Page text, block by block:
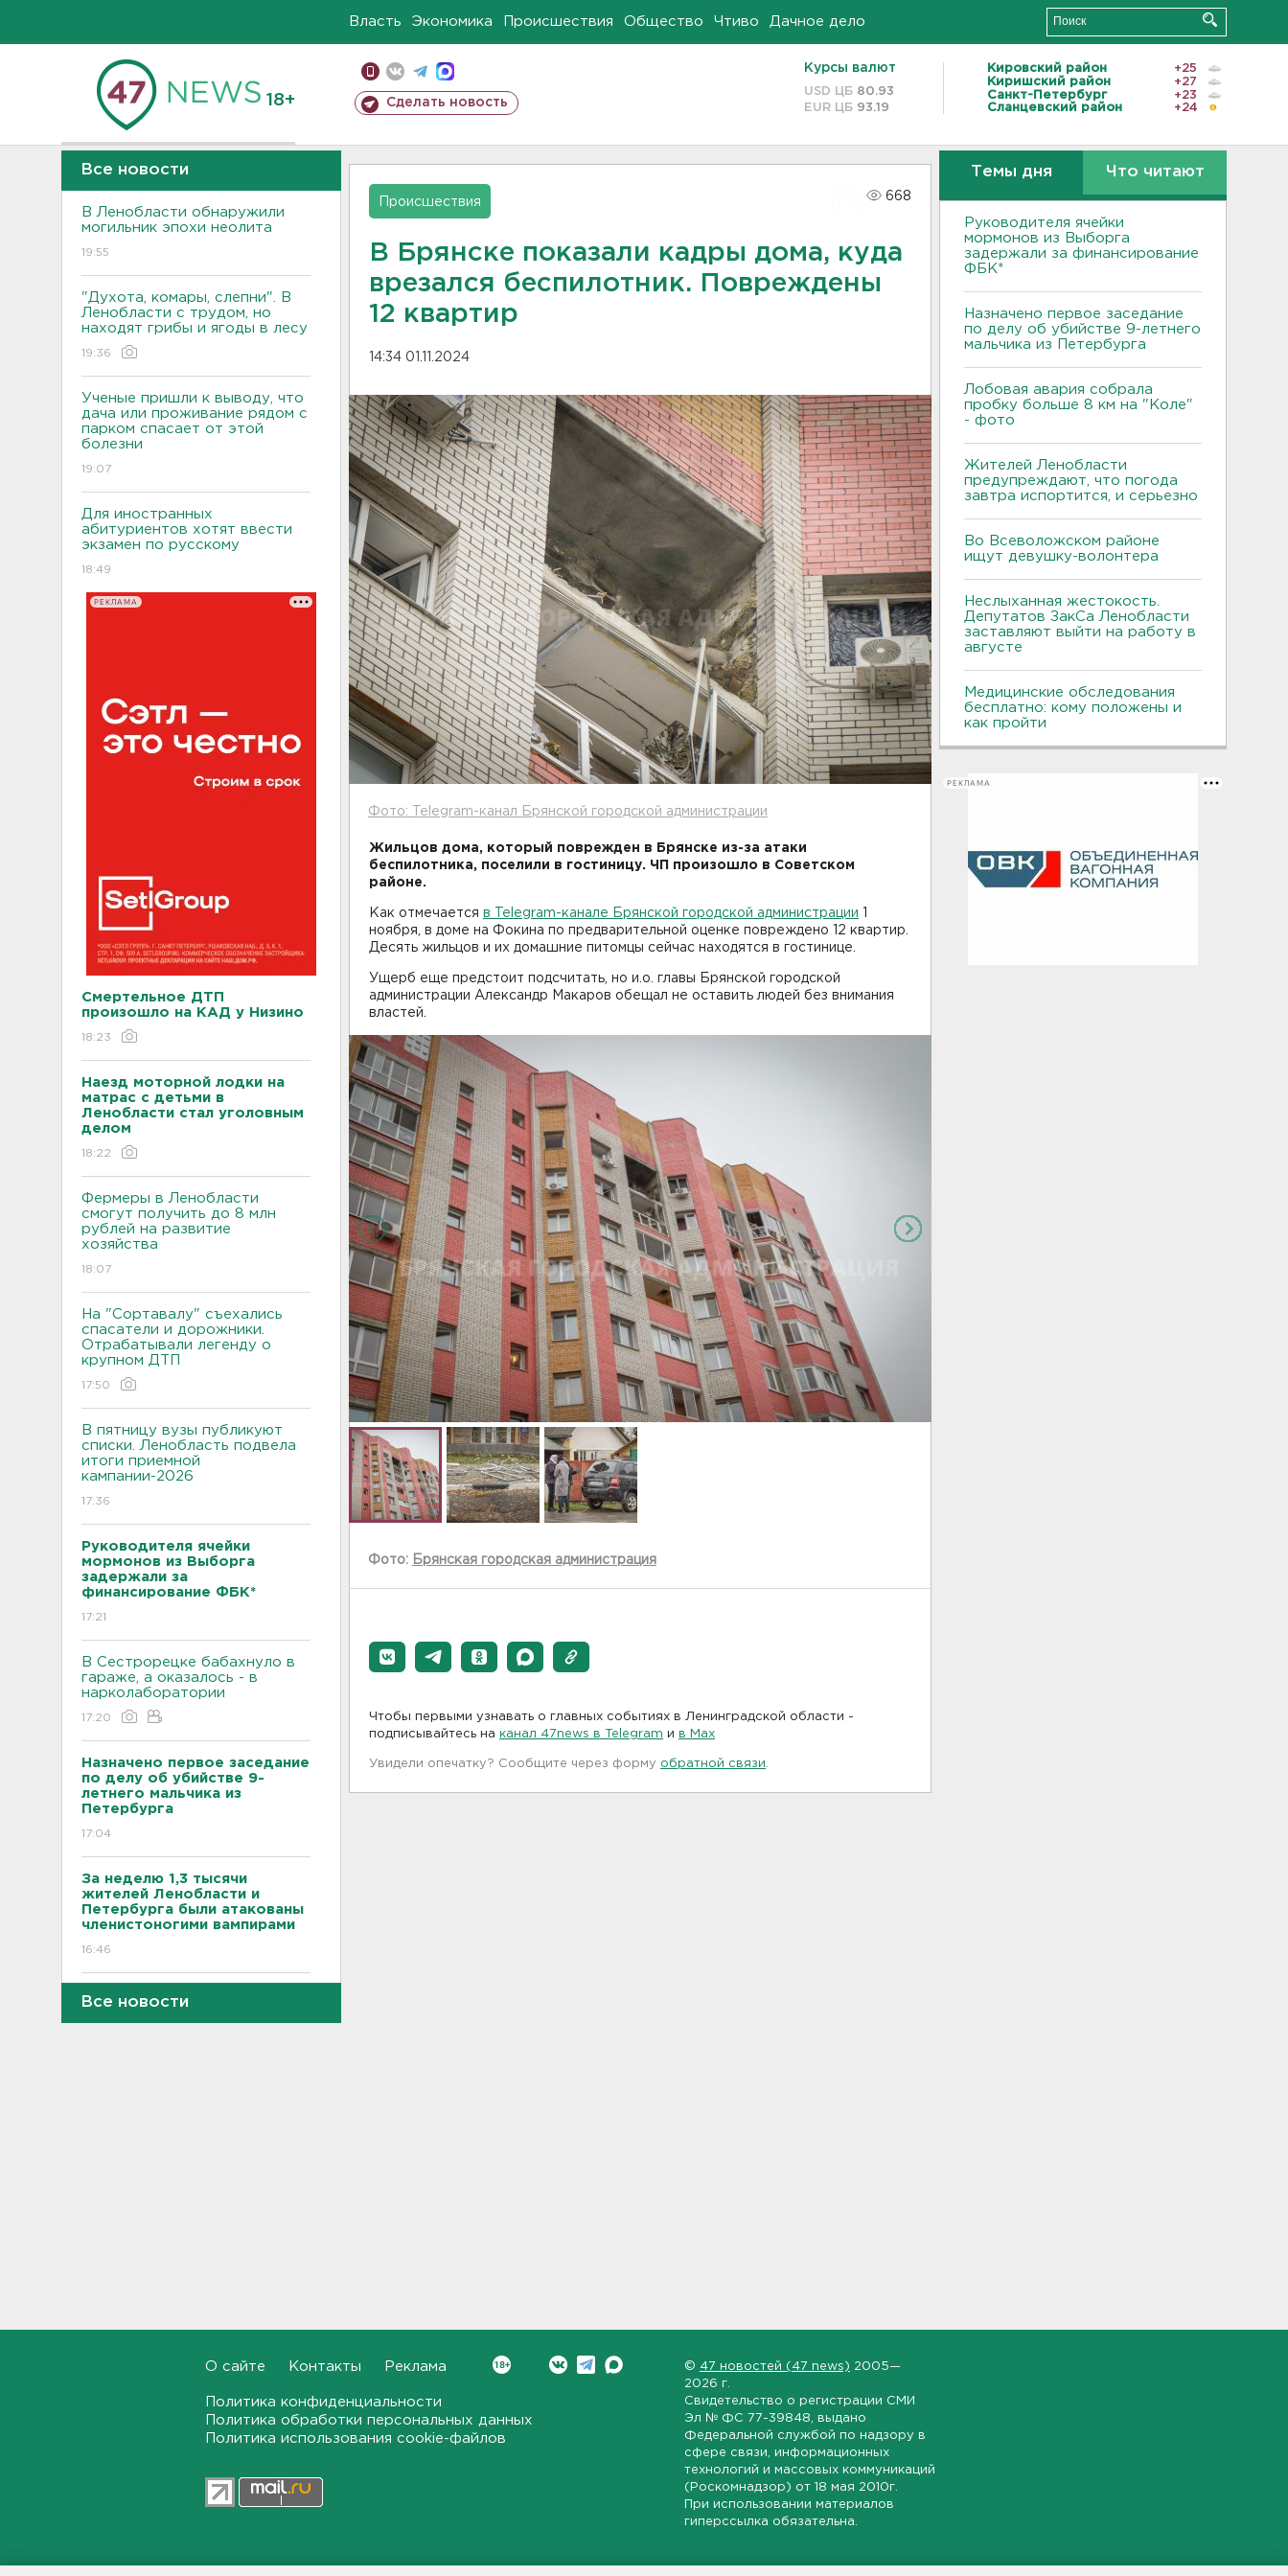
Власть Экономика Происшествия Общество Чтиво Дачное дело
18+ Сделать новость
Курсы валют
USD ЦБ 80.93
EUR ЦБ 93.19
Кировский район
+25
Киришский район
+27
Санкт-Петербург
+23
Сланцевский район
+24
Все новости
В Ленобласти обнаружили
могильник эпохи неолита
19:55
"Духота, комары, слепни". В
Ленобласти с трудом, но
находят грибы и ягоды в лесу
19:36
Ученые пришли к выводу, что
дача или проживание рядом с
парком спасает от этой
болезни
19:07
Для иностранных
абитуриентов хотят ввести
экзамен по русскому
18:49
РЕКЛАМА
Смертельное ДТП
произошло на КАД у Низино
18:23
Наезд моторной лодки на
матрас с детьми в
Ленобласти стал уголовным
делом
18:22
Фермеры в Ленобласти
смогут получить до 8 млн
рублей на развитие
хозяйства
18:07
На "Сортавалу" съехались
спасатели и дорожники.
Отрабатывали легенду о
крупном ДТП
17:50
В пятницу вузы публикуют
списки. Ленобласть подвела
итоги приемной
кампании-2026
17:36
Руководителя ячейки
мормонов из Выборга
задержали за
финансирование ФБК*
17:21
В Сестрорецке бабахнуло в
гараже, а оказалось - в
нарколаборатории
17:20
Назначено первое заседание
по делу об убийстве 9-
летнего мальчика из
Петербурга
17:04
За неделю 1,3 тысячи
жителей Ленобласти и
Петербурга были атакованы
членистоногими вампирами
16:46
"Казино-призрак" закрыли на
Лиговском. Нашли 211 игровых
автоматов
"Коле" - фото
Стало известно, зачем
депутатов ЗакСа экстренно
вызывают на работу
Жителей Ленобласти
15:01
Все новости
Происшествия
668
В Брянске показали кадры дома, куда
врезался беспилотник. Повреждены
12 квартир
14:34 01.11.2024
Фото: Telegram-канал Брянской городской администрации
Жильцов дома, который поврежден в Брянске из-за атаки
беспилотника, поселили в гостиницу. ЧП произошло в Советском
районе.
Как отмечается в Telegram-канале Брянской городской администрации
ноября, в доме на Фокина по предварительной оценке повреждено 12 квартир.
Десять жильцов и их домашние питомцы сейчас находятся в гостинице.
Ущерб еще предстоит подсчитать, но и.о. главы Брянской городской
администрации Александр Макаров обещал не оставить людей без внимания
властей.
Фото: Брянская городская администрация
Чтобы первыми узнавать о главных событиях в Ленинградской области -
подписывайтесь на канал 47news в Telegram и в Maх
Увидели опечатку? Сообщите через форму обратной связи
Темы дня Что читают
Руководителя ячейки
мормонов из Выборга
задержали за финансирование
ФБК*
Назначено первое заседание
по делу об убийстве 9-летнего
мальчика из Петербурга
Лобовая авария собрала
пробку больше 8 км на "Коле"
- фото
Жителей Ленобласти
предупреждают, что погода
завтра испортится, и серьезно
Во Всеволожском районе
ищут девушку-волонтера
Неслыханная жестокость.
Депутатов ЗакСа Ленобласти
заставляют выйти на работу в
августе
Медицинские обследования
бесплатно: кому положены и
как пройти
РЕКЛАМА
О сайте Контакты Реклама
Политика конфиденциальности
Политика обработки персональных данных
Политика использования cookie-файлов
© 47 новостей (47 news) 2005—
2026 г.
Свидетельство о регистрации СМИ
Эл № ФС 77-39848 , выдано
Федеральной службой по надзору в
сфере связи, информационных
технологий и массовых коммуникаций
(Роскомнадзор) от 18 мая 2010г.
При использовании материалов
гиперссылка обязательна.